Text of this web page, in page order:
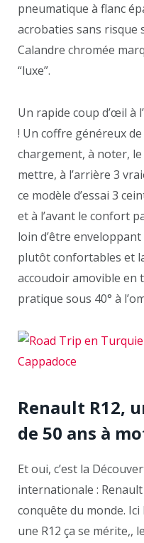
pneumatique à flanc
acrobaties sans risque
Calandre chromée
“luxe”.
Un rapide coup d’œil à
! Un coffre généreux
chargement, à noter,
mettre, à l’arrière 3
ce modèle d’essai 3
et à l’avant le confort
loin d’être
plutôt confortables et
accoudoir amovible en
pratique sous 40° à
Renault R12,
de 50 ans à
Et oui, c’est la
internationale :
conquête du monde. Ici
une R12 ça se mérite,,